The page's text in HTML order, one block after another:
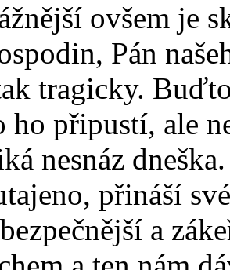
ovšem je
Pán
tragicky.
ho připustí, ale
nesnáz
přináší
a